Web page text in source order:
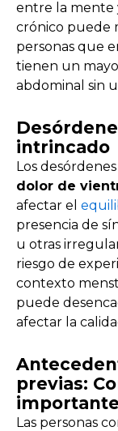
entre la mente
crónico puede
personas que
tienen un
abdominal sin
intrincado
Los
dolor de
afectar el
presencia de
u otras
riesgo de
contexto
puede
afectar la
previas:
Las personas